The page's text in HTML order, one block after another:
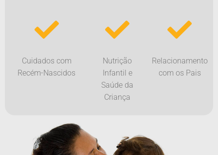
Cuidados com
Recém-Nascidos
Nutrição
Infantil e
Saúde da
Criança
Relacionamento
com os Pais